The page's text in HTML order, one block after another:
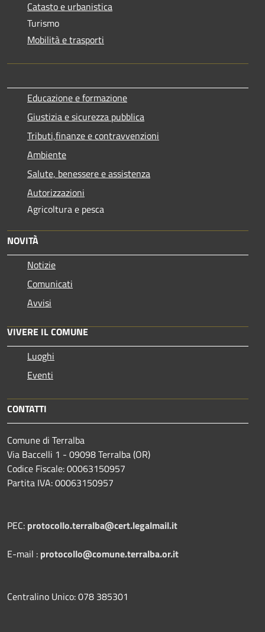
Catasto e urbanistica
Turismo
Mobilità e trasporti
Educazione e formazione
Giustizia e sicurezza pubblica
Tributi,finanze e contravvenzioni
Ambiente
Salute, benessere e assistenza
Autorizzazioni
Agricoltura e pesca
NOVITÀ
Notizie
Comunicati
Avvisi
VIVERE IL COMUNE
Luoghi
Eventi
CONTATTI
Comune di Terralba
Via Baccelli 1 - 09098 Terralba (OR)
Codice Fiscale: 00063150957
Partita IVA: 00063150957
PEC: protocollo.terralba@cert.legalmail.it
E-mail : protocollo@comune.terralba.or.it
Centralino Unico: 078 385301